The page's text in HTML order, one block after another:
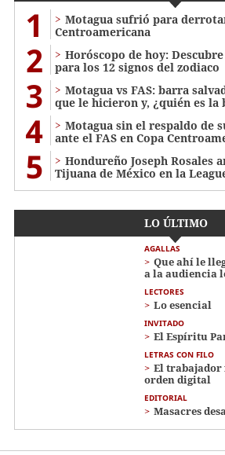
1
Motagua sufrió para
Centroamericana
2
Horóscopo de hoy:
para los 12 signos del zodiaco
3
Motagua vs FAS: barra
que le hicieron y, ¿quién es la
4
Motagua sin el respaldo de
ante el FAS en Copa
5
Hondureño Joseph Rosales
Tijuana de México en la
LO ÚLTIMO
AGALLAS
Que ahí le
a la audiencia
LECTORES
Lo esencial
INVITADO
El Espíritu
LETRAS CON FILO
El trabajador
orden digital
EDITORIAL
Masacres